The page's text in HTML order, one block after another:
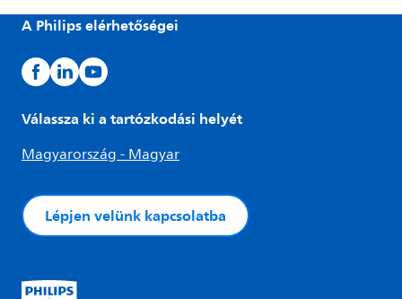
A Philips elérhetőségei
Válassza ki a tartózkodási helyét
Magyarország - Magyar
Lépjen velünk kapcsolatba